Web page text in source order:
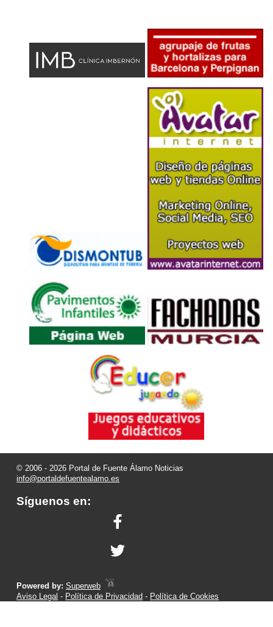
© 2006 - 2026 Portal de Fuente Álamo Noticias
info@portaldefuentealamo.es
Síguenos en:
Powered by:Superweb
Aviso Legal - Política de Privacidad - Política de Cookies